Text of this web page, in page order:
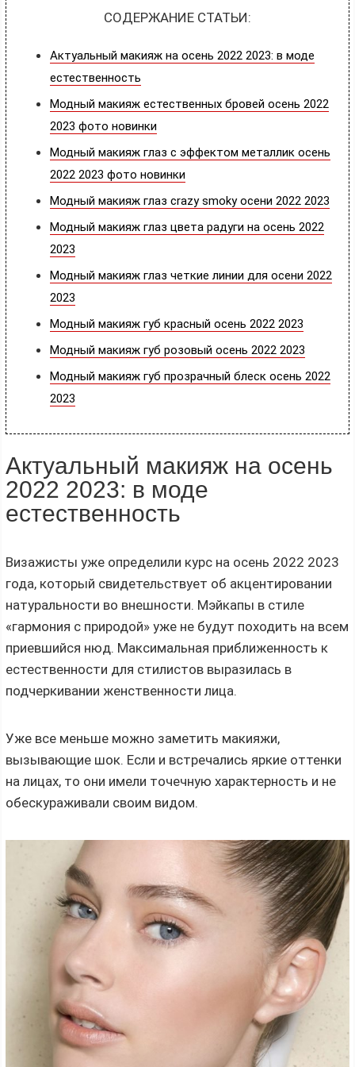
СОДЕРЖАНИЕ СТАТЬИ:
Актуальный макияж на осень 2022 2023: в моде
естественность
Модный макияж естественных бровей осень 2022
2023 фото новинки
Модный макияж глаз с эффектом металлик осень
2022 2023 фото новинки
Модный макияж глаз crazy smoky осени 2022 2023
Модный макияж глаз цвета радуги на осень 2022
2023
Модный макияж глаз четкие линии для осени 2022
2023
Модный макияж губ красный осень 2022 2023
Модный макияж губ розовый осень 2022 2023
Модный макияж губ прозрачный блеск осень 2022
2023
Актуальный макияж на осень
2022 2023: в моде
естественность
Визажисты уже определили курс на осень 2022 2023
года, который свидетельствует об акцентировании
натуральности во внешности. Мэйкапы в стиле
«гармония с природой» уже не будут походить на всем
приевшийся нюд. Максимальная приближенность к
естественности для стилистов выразилась в
подчеркивании женственности лица.
Уже все меньше можно заметить макияжи,
вызывающие шок. Если и встречались яркие оттенки
на лицах, то они имели точечную характерность и не
обескураживали своим видом.